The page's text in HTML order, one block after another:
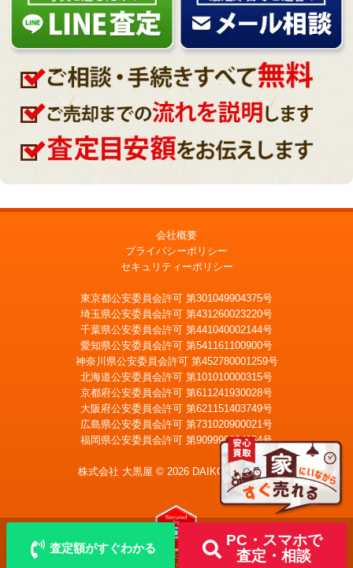
査定額がすぐわかる
PC・スマホで
査定・相談
LINE査定 メール査定
宅配買取を申込む
会社概要
プライバシーポリシー
セキュリティーポリシー
東京都公安委員会許可 第301049904375号
埼玉県公安委員会許可 第431260023220号
千葉県公安委員会許可 第441040002144号
愛知県公安委員会許可 第541161100900号
神奈川県公安委員会許可 第452780001259号
北海道公安委員会許可 第101010000315号
京都府公安委員会許可 第611241930028号
大阪府公安委員会許可 第621151403749号
広島県公安委員会許可 第731020900021号
福岡県公安委員会許可 第909990034054号
株式会社 大黒屋 © 2026 DAIKOKUYA, Inc.